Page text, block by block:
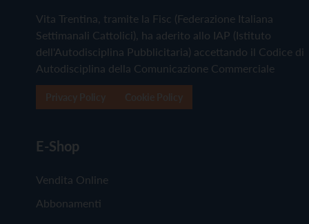
Vita Trentina, tramite la Fisc (Federazione Italiana
Settimanali Cattolici), ha aderito allo IAP (Istituto
dell'Autodisciplina Pubblicitaria) accettando il Codice di
Autodisciplina della Comunicazione Commerciale
E-Shop
Vendita Online
Abbonamenti